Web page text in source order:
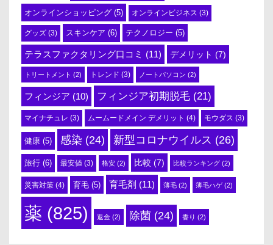
オンラインショッピング (5) オンラインビジネス (3)
グッズ (3) スキンケア (6) テクノロジー (5)
テラスファクタリング口コミ (11) デメリット (7)
トリートメント (2) トレンド (3) ノートパソコン (2)
フィンジア (10) フィンジア初期脱毛 (21)
マイナチュレ (3) ムームードメイン デメリット (4) モウダス (3)
健康 (5) 感染 (24) 新型コロナウイルス (26)
旅行 (6) 最安値 (3) 格安 (2) 比較 (7) 比較ランキング (2)
災害対策 (4) 育毛 (5) 育毛剤 (11) 薄毛 (2) 薄毛ハゲ(2)
薬 (825) 返金 (2) 除菌 (24) 香り (2)